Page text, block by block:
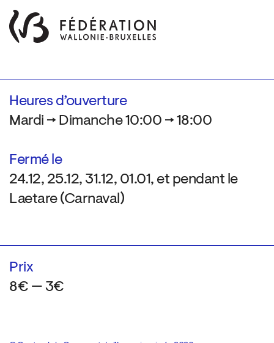
Heures d’ouverture
Mardi → Dimanche 10:00 → 18:00
Fermé le
24.12, 25.12, 31.12, 01.01, et pendant le
Laetare (Carnaval)
Prix
8€ — 3€